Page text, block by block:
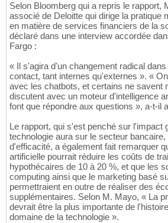
Selon Bloomberg qui a repris le rapport,
associé de Deloitte qui dirige la pratique
en matière de services financiers de la
déclaré dans une interview accordée
Fargo :
« Il s'agira d'un changement radical
contact, tant internes qu'externes ». «
avec les chatbots, et certains ne savent
discutent avec un moteur d'intelligence
font que répondre aux questions », a-t-il
Le rapport, qui s'est penché sur l'impact
technologie aura sur le secteur
d'efficacité, a également fait remarquer
artificielle pourrait réduire les coûts de
hypothécaires de 10 à 20 %, et que les
computing ainsi que le marketing basé
permettraient en outre de réaliser des
supplémentaires. Selon M. Mayo, « La
devrait être la plus importante de
domaine de la technologie ».